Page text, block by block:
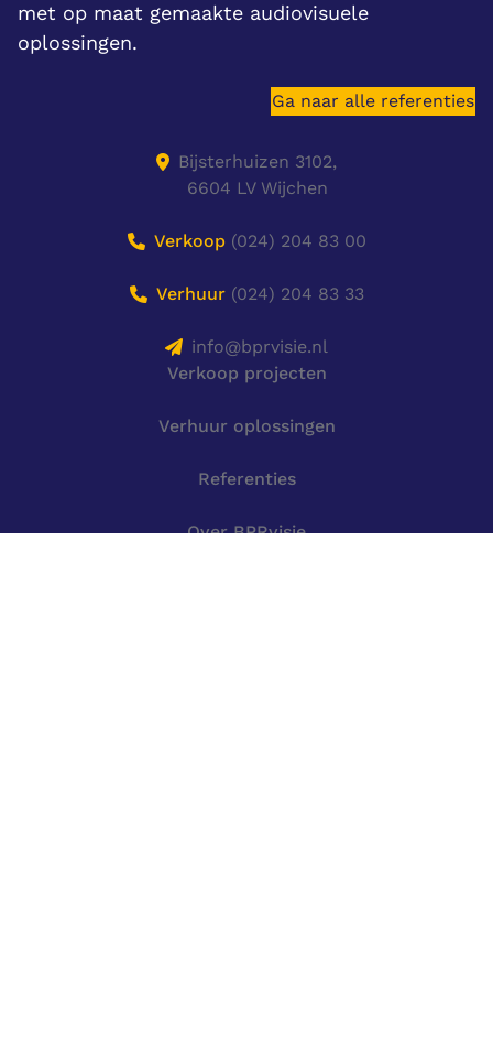
met op maat gemaakte audiovisuele
oplossingen.
Ga naar alle referenties
Bijsterhuizen 3102,
6604 LV Wijchen
Verkoop (024) 204 83 00
Verhuur (024) 204 83 33
info@bprvisie.nl
Verkoop projecten
Verhuur oplossingen
Referenties
Over BPRvisie